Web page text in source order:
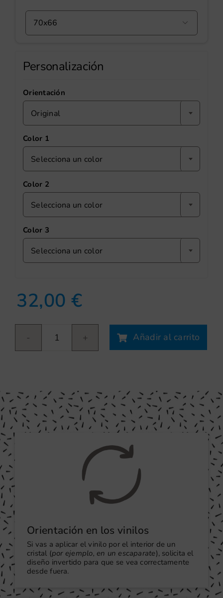

Personalización
Orientación
Original
Color 1
Selecciona un color
Color 2
Selecciona un color
Color 3
Selecciona un color
32,00€
Lluvia
Añadir al carrito
Orientación en los vinilos
Si vas a aplicar el vinilo por el interior de un
cristal (por ejemplo, en un escaparate), solicita el
diseño invertido para que se vea correctamente
desde fuera.